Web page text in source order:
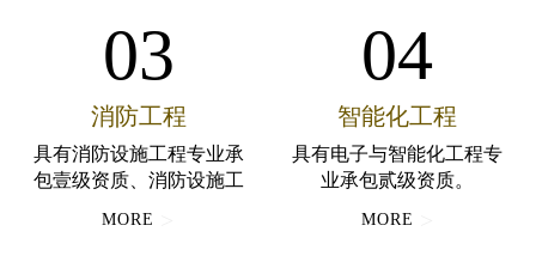
03
消防工程
具有消防设施工程专业承
包壹级资质、消防设施工
MORE
04
智能化工程
具有电子与智能化工程专
业承包贰级资质。
MORE